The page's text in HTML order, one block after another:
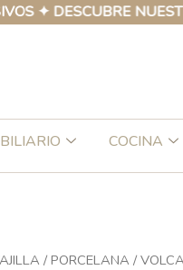
NUESTRA
COCINA
/ PORCELANA /